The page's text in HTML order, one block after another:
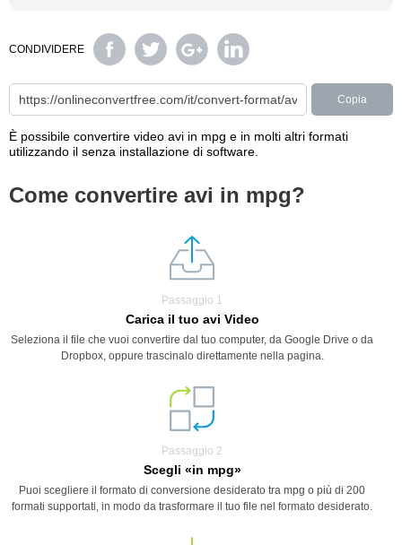
CONDIVIDERE
Copia
È possibile convertire video avi in mpg e in molti altri formati
utilizzando il senza installazione di software.
Come convertire avi in mpg?
Passaggio 1
Carica il tuo avi Video
Seleziona il file che vuoi convertire dal tuo computer, da Google Drive o da
Dropbox, oppure trascinalo direttamente nella pagina.
Passaggio 2
Scegli «in mpg»
Puoi scegliere il formato di conversione desiderato tra mpg o più di 200
formati supportati, in modo da trasformare il tuo file nel formato desiderato.